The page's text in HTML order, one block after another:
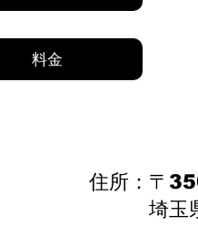
料金
住所：〒
埼玉県